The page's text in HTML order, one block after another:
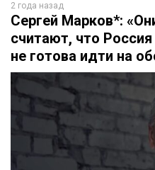
2 года назад
Сергей Марков*:
считают, что
не готова идти на